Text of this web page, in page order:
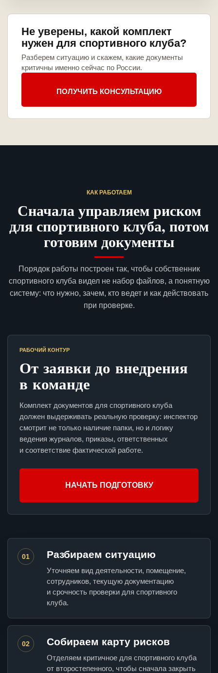
Не уверены, какой комплект
нужен для спортивного клуба?
Разберем ситуацию и скажем, какие документы
критичны именно сейчас по России.
ПОЛУЧИТЬ КОНСУЛЬТАЦИЮ
КАК РАБОТАЕМ
Сначала управляем риском
для спортивного клуба, потом
готовим документы
Порядок работы построен так, чтобы собственник
спортивного клуба видел не набор файлов, а понятную
систему: что нужно, зачем, кто ведет и как действовать
при проверке.
РАБОЧИЙ КОНТУР
От заявки до внедрения
в команде
Комплект документов для спортивного клуба
должен выдерживать реальную проверку: инспектор
смотрит не только наличие папки, но и логику
ведения журналов, приказы, ответственных
и соответствие фактической работе.
НАЧАТЬ ПОДГОТОВКУ
01 Разбираем ситуацию
Уточняем вид деятельности, помещение,
сотрудников, текущую документацию
и срочность проверки для спортивного
клуба.
02 Собираем карту рисков
Отделяем критичное для спортивного клуба
от второстепенного, чтобы сначала закрыть